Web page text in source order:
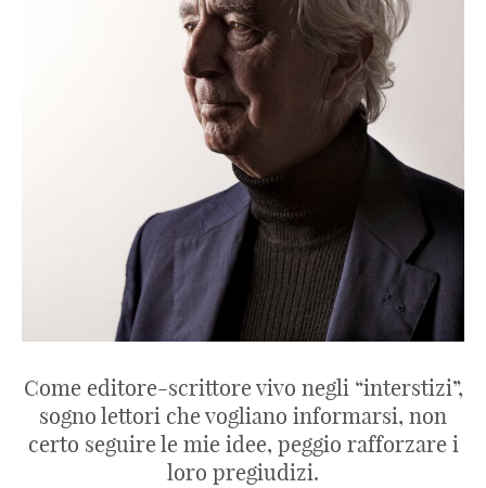
Come editore-scrittore vivo negli “interstizi”,
sogno lettori che vogliano informarsi, non
certo seguire le mie idee, peggio rafforzare i
loro pregiudizi.